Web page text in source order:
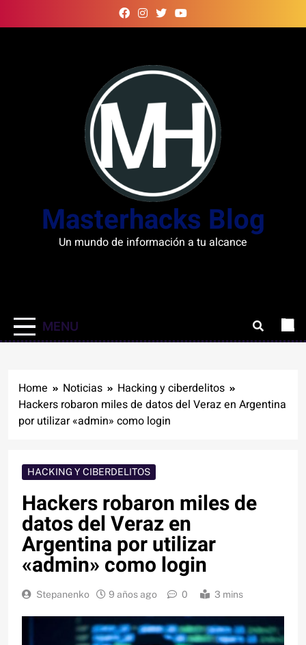
to
Masterhacks Blog
Un mundo de información a tu alcance
MENU
Home Noticias
Hacking y ciberdelitos
Hackers robaron miles de datos del Veraz en Argentina
por utilizar «admin» como login
HACKING Y CIBERDELITOS
Hackers robaron miles de
datos del Veraz en
Argentina por utilizar
«admin» como login
Stepanenko 9 años ago 0 3 mins